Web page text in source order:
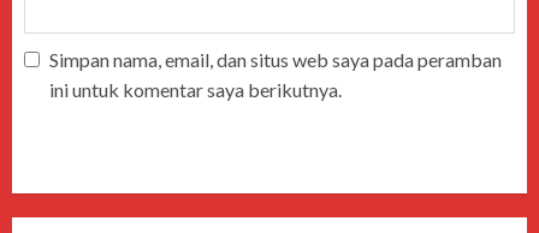
Simpan nama, email, dan situs web saya pada peramban
ini untuk komentar saya berikutnya.